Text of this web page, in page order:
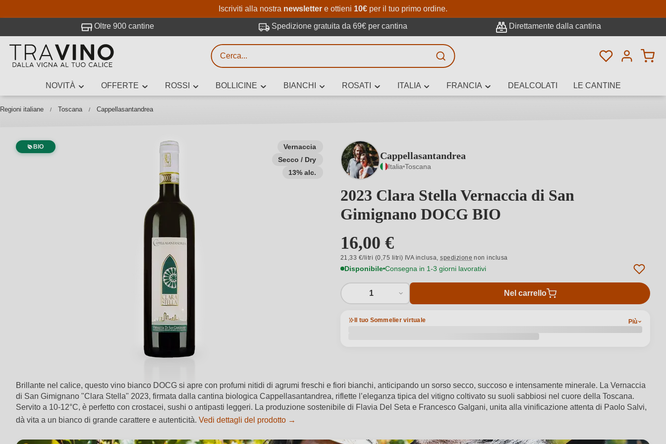
Passa al contenuto principale
Salta alla ricerca
Passa alla navigazione principale
Iscriviti alla nostra newsletter e ottieni 10€ per il tuo primo ordine.
Oltre 900 cantine Spedizione gratuita da 69€ per cantina Direttamente dalla cantina
Hai 0 articoli
NOVITÀ OFFERTE ROSSI BOLLICINE BIANCHI ROSATI ITALIA FRANCIA DEALCOLATI LE CANTINE
Regioni italiane Toscana Cappellasantandrea
Vernaccia
Secco / Dry
13% alc.
BIO
Cappellasantandrea
Italia Toscana
2023 Clara Stella Vernaccia di San
Gimignano DOCG BIO
16,00 €
21,33 €/litri (0,75 litri) IVA inclusa,spedizione non inclusa
Disponibile Consegna in 1-3 giorni lavorativi
1 Nel carrello
Il tuo Sommelier virtuale Più
Brillante nel calice, questo vino bianco DOCG si apre con profumi nitidi di agrumi freschi e fiori bianchi, anticipando un sorso secco, succoso e intensamente minerale. La Vernaccia
di San Gimignano "Clara Stella" 2023, firmata dalla cantina biologica Cappellasantandrea, riflette l’eleganza tipica del vitigno coltivato su suoli sabbiosi nel cuore della Toscana.
Servito a 10-12°C, è perfetto con crostacei, sushi o antipasti leggeri. La produzione sostenibile di Flavia Del Seta e Francesco Galgani, unita alla vinificazione attenta di Paolo Salvi,
dà vita a un bianco di grande carattere e autenticità. Vedi dettagli del prodotto →
Ricerca vini
Inserisci almeno 3 caratteri
Ricerca avanzata
Descrivi il vino stai cercando – per gusto, occasione, nome del vino, vitigno, regione, cantina o
altri criteri.
Travino.